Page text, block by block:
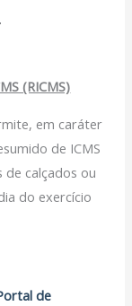
Trabalho
(RICMS)
em caráter
de ICMS
calçados ou
do exercício
de